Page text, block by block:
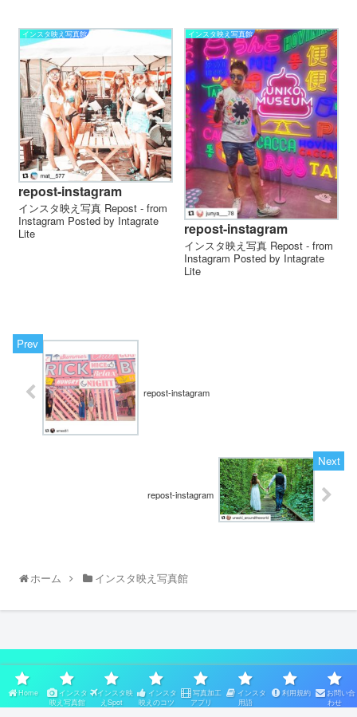
インスタ映え写真館
repost-instagram
インスタ映え写真 Repost - from
Instagram Posted by Intagrate
Lite
インスタ映え写真館
repost-instagram
インスタ映え写真 Repost - from
Instagram Posted by Intagrate
Lite
repost-instagram
repost-instagram
ホーム インスタ映え写真館
スポンサーリンク
Home
インスタ
映え写真館
インスタ映
えSpot
インスタ
映えのコツ
写真加工
アプリ
インスタ
用語
利用規約
お問い合
わせ